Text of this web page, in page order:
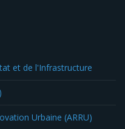
et de l'Infrastructure
Urbaine (ARRU)